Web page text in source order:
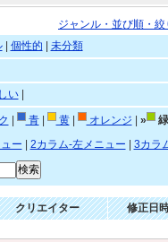
ジャンル・並び順・
| 個性的
未分類
い|
青| 黄| オレンジ » 緑
ー 2カラム-左メニュー 3カラ
クリエイター 修正日